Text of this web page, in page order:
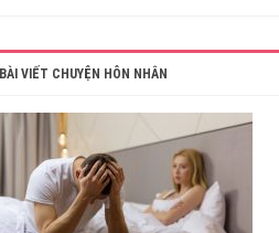
BÀI VIẾT CHUYỆN HÔN NHÂN